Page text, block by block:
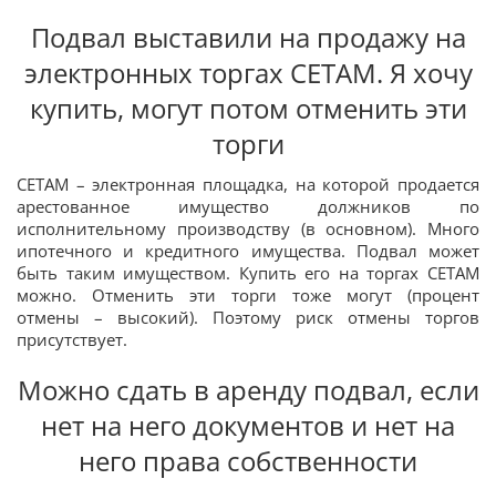
Подвал выставили на продажу на
электронных торгах СЕТАМ. Я хочу
купить, могут потом отменить эти
торги
СЕТАМ – электронная площадка, на которой продается
арестованное имущество должников по
исполнительному производству (в основном). Много
ипотечного и кредитного имущества. Подвал может
быть таким имуществом. Купить его на торгах СЕТАМ
можно. Отменить эти торги тоже могут (процент
отмены – высокий). Поэтому риск отмены торгов
присутствует.
Можно сдать в аренду подвал, если
нет на него документов и нет на
него права собственности